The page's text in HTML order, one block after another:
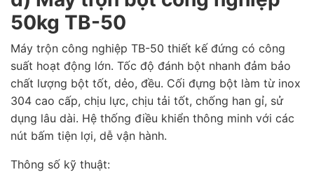
50kg TB-50
Máy trộn công nghiệp TB-50 thiết kế đứng có công
suất hoạt động lớn. Tốc độ đánh bột nhanh đảm bảo
chất lượng bột tốt, dẻo, đều. Cối đựng bột làm từ inox
304 cao cấp, chịu lực, chịu tải tốt, chống han gỉ, sử
dụng lâu dài. Hệ thống điều khiển thông minh với các
nút bấm tiện lợi, dễ vận hành.
Thông số kỹ thuật: